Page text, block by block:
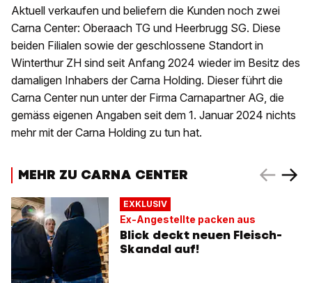
Aktuell verkaufen und beliefern die Kunden noch zwei
Carna Center: Oberaach TG und Heerbrugg SG. Diese
beiden Filialen sowie der geschlossene Standort in
Winterthur ZH sind seit Anfang 2024 wieder im Besitz des
damaligen Inhabers der Carna Holding. Dieser führt die
Carna Center nun unter der Firma Carnapartner AG, die
gemäss eigenen Angaben seit dem 1. Januar 2024 nichts
mehr mit der Carna Holding zu tun hat.
MEHR ZU CARNA CENTER
EXKLUSIV
Ex-Angestellte packen aus
Blick deckt neuen Fleisch-
Skandal auf!